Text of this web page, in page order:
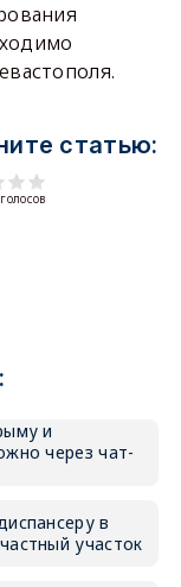
статью:
и
через чат-
в
участок